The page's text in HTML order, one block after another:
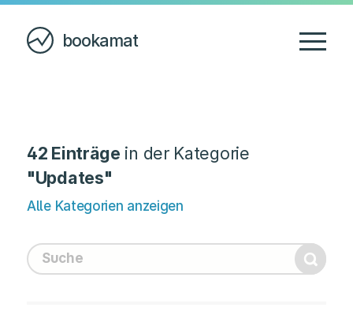
bookamat
42 Einträge in der Kategorie
"Updates"
Alle Kategorien anzeigen